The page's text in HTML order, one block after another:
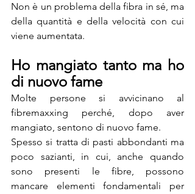
Non è un problema della fibra in sé, ma
della quantità e della velocità con cui
viene aumentata.
Ho mangiato tanto ma ho
di nuovo fame
Molte persone si avvicinano al
fibremaxxing perché, dopo aver
mangiato, sentono di nuovo fame.
Spesso si tratta di pasti abbondanti ma
poco sazianti, in cui, anche quando
sono presenti le fibre, possono
mancare elementi fondamentali per